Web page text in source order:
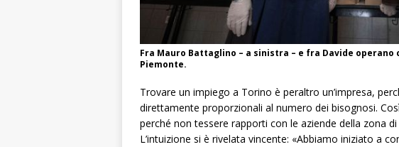
Fra Mauro Battaglino – a sinistra – e fra Davide
Piemonte.
Trovare un impiego a Torino è peraltro un’impresa,
direttamente proporzionali al numero dei bisognosi.
perché non tessere rapporti con le aziende della zona
L’intuizione si è rivelata vincente: «Abbiamo iniziato a